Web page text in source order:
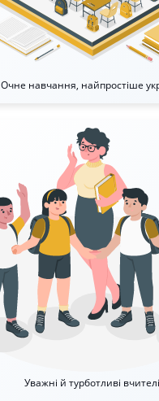
Очне навчання, найпростіше
Уважні й турботливі вчителі